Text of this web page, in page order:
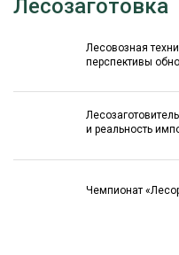
Лесозаготовка
Лесовозная
перспективы
и реальность
Чемпионат